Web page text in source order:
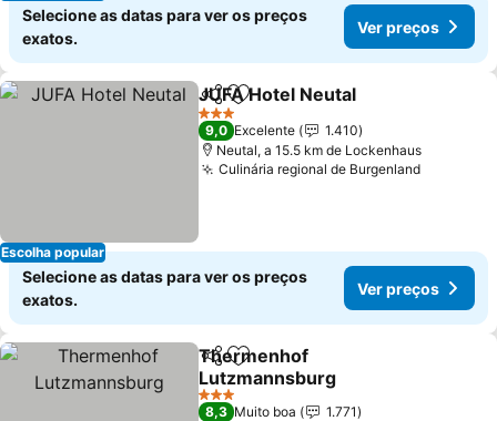
Selecione as datas para ver os preços
exatos.
Ver preços
Escolha popular
PartilharAdicionar aos favoritos
JUFA Hotel Neutal
3 Estrelas
9,0 Excelente
1.410
Neutal, a 15.5 km de Lockenhaus
Culinária regional de BurgenlandVer
Selecione as datas para ver os preços
exatos.
Ver preços
PartilharAdicionar aos favoritos
Thermenhof
Lutzmannsburg
Ver preços
3 Estrelas
8,3 Muito boa
1.771